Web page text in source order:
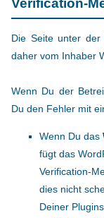
Verification-
Die Seite unter
daher vom Inhaber
Wenn Du der
Du den Fehler mit
Wenn Du das
fügt das
Verification-
dies nicht
Deiner